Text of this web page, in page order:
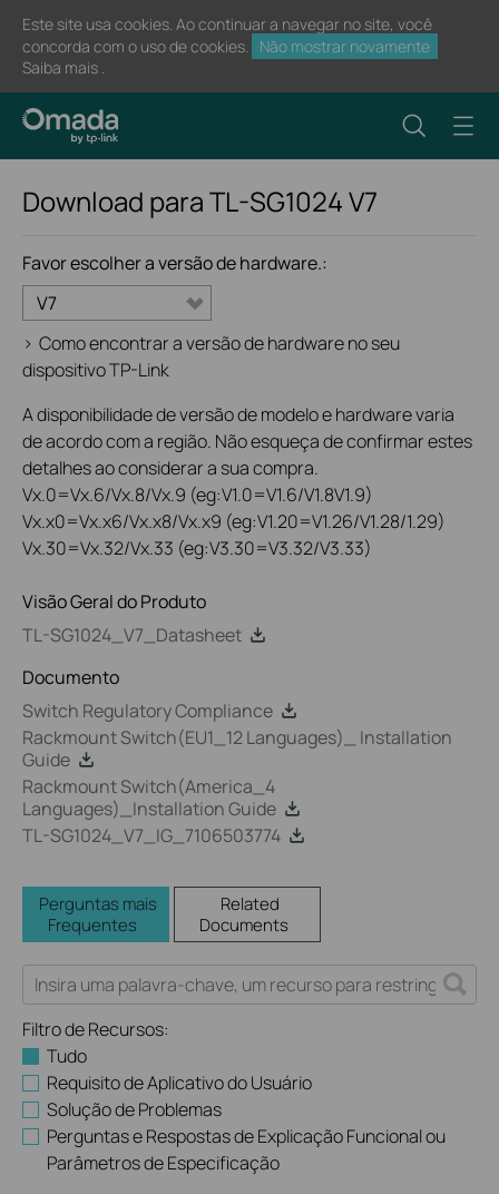
Este site usa cookies. Ao continuar a navegar no site, você
concorda com o uso de cookies.
Não mostrar novamente
Saiba mais .
Download paraTL-SG1024V7
Favor escolher a versão de hardware.:
V7
> Como encontrar a versão de hardware no seu
dispositivo TP-Link
A disponibilidade de versão de modelo e hardware varia
de acordo com a região. Não esqueça de confirmar estes
detalhes ao considerar a sua compra.
Vx.0=Vx.6/Vx.8/Vx.9 (eg:V1.0=V1.6/V1.8V1.9)
Vx.x0=Vx.x6/Vx.x8/Vx.x9 (eg:V1.20=V1.26/V1.28/1.29)
Vx.30=Vx.32/Vx.33 (eg:V3.30=V3.32/V3.33)
Visão Geral do Produto
TL-SG1024_V7_Datasheet
Documento
Switch Regulatory Compliance
Rackmount Switch(EU1_12 Languages)_ Installation
Guide
Rackmount Switch(America_4
Languages)_Installation Guide
TL-SG1024_V7_IG_7106503774
Perguntas mais
Frequentes
Related
Documents
Filtro de Recursos:
Tudo
Requisito de Aplicativo do Usuário
Solução de Problemas
Perguntas e Respostas de Explicação Funcional ou
Parâmetros de Especificação